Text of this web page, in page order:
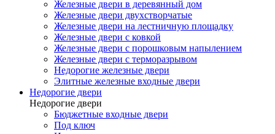
Железные двери в деревянный дом
Железные двери двухстворчатые
Железные двери на лестничную площадку
Железные двери с ковкой
Железные двери с порошковым напылением
Железные двери с терморазрывом
Недорогие железные двери
Элитные железные входные двери
Недорогие двери
Недорогие двери
Бюджетные входные двери
Под ключ